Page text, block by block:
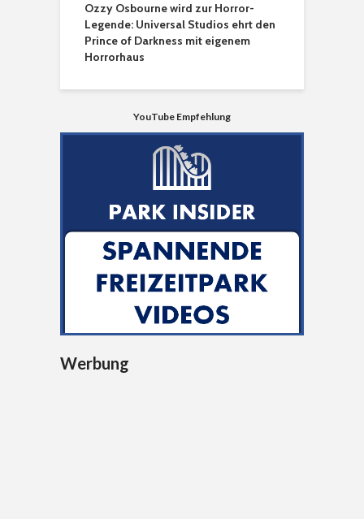
Ozzy Osbourne wird zur Horror-
Legende: Universal Studios ehrt den
Prince of Darkness mit eigenem
Horrorhaus
YouTube Empfehlung
Werbung